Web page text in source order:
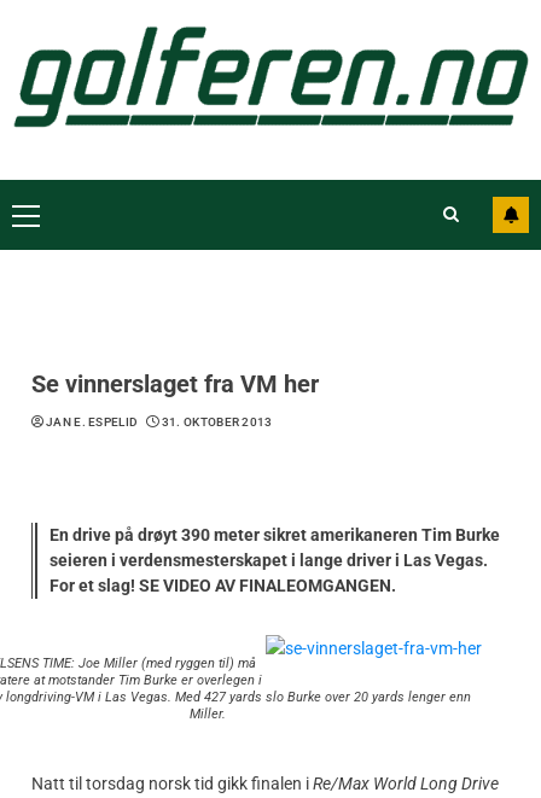
Se vinnerslaget fra VM her
JAN E. ESPELID 31. OKTOBER 2013
En drive på drøyt 390 meter sikret amerikaneren Tim Burke
seieren i verdensmesterskapet i lange driver i Las Vegas.
For et slag! SE VIDEO AV FINALEOMGANGEN.
TIME: Joe Miller (med ryggen til) må
at motstander Tim Burke er overlegen i
longdriving-VM i Las Vegas. Med 427 yards slo Burke over 20 yards lenger enn
Miller.
Natt til torsdag norsk tid gikk finalen iRe/Max World Long Drive